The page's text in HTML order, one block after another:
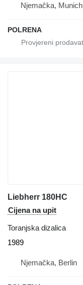
Njemačka, Munich
POLRENA
Liebherr 180HC
Cijena na upit
Toranjska dizalica
1989
Njemačka, Berlin